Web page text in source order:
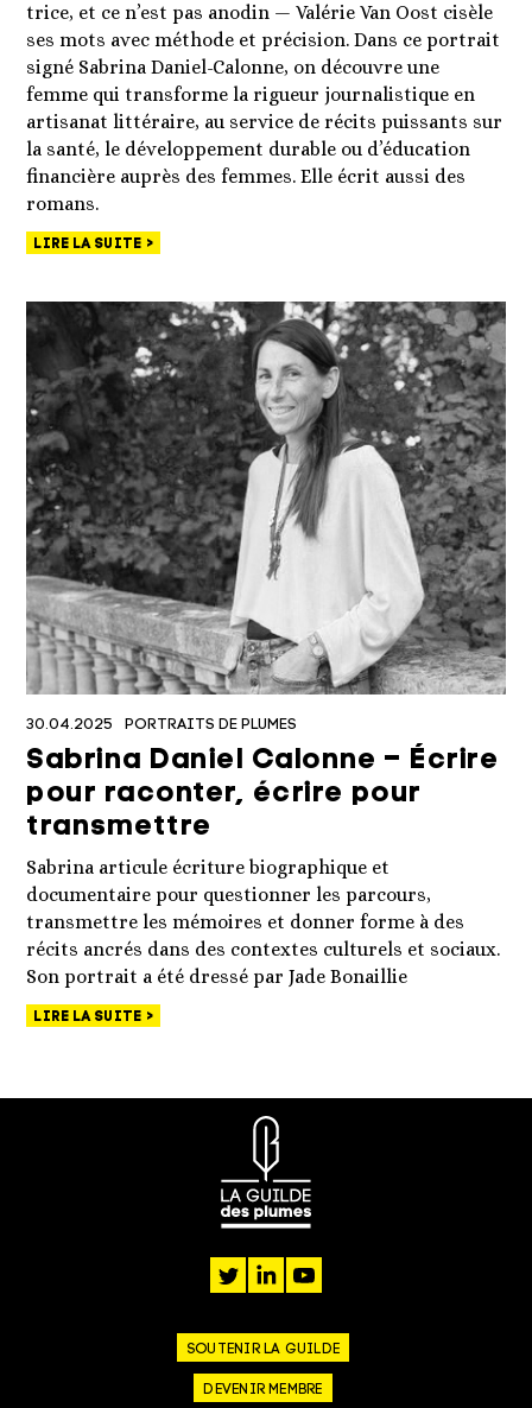
trice, et ce n’est pas anodin — Valérie Van Oost cisèle
ses mots avec méthode et précision. Dans ce portrait
signé Sabrina Daniel-Calonne, on découvre une
femme qui transforme la rigueur journalistique en
artisanat littéraire, au service de récits puissants sur
la santé, le développement durable ou d’éducation
financière auprès des femmes. Elle écrit aussi des
romans.
LIRE LA SUITE
30.04.2025 PORTRAITS DE PLUMES
Sabrina Daniel Calonne – Écrire
pour raconter, écrire pour
transmettre
Sabrina articule écriture biographique et
documentaire pour questionner les parcours,
transmettre les mémoires et donner forme à des
récits ancrés dans des contextes culturels et sociaux.
Son portrait a été dressé par Jade Bonaillie
LIRE LA SUITE
twitterlinkedin
SOUTENIR LA GUILDE
DEVENIR MEMBRE